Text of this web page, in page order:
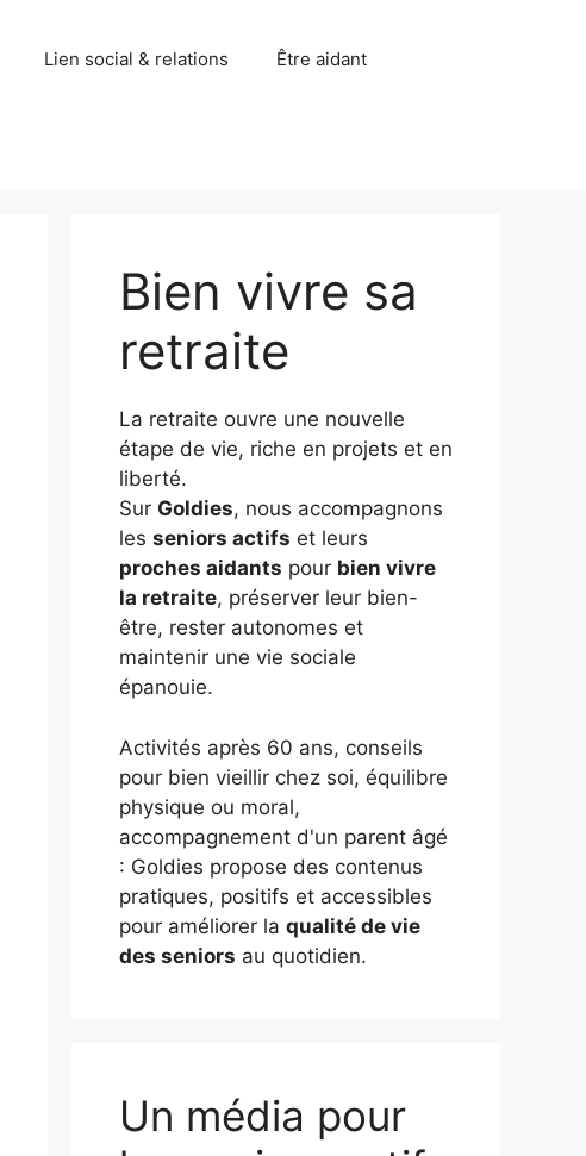
Lien social & relations Être aidant
Bien vivre sa
retraite
La retraite ouvre une nouvelle
étape de vie, riche en projets et en
liberté.
Sur Goldies, nous accompagnons
les seniors actifs et leurs
proches aidants pour bien vivre
la retraite, préserver leur bien-
être, rester autonomes et
maintenir une vie sociale
épanouie.
Activités après 60 ans, conseils
pour bien vieillir chez soi, équilibre
physique ou moral,
accompagnement d'un parent âgé
: Goldies propose des contenus
pratiques, positifs et accessibles
pour améliorer la qualité de vie
des seniors au quotidien.
Un média pour